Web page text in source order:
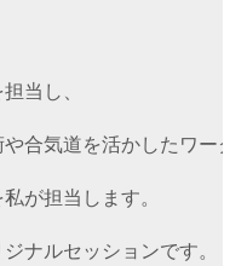
当し、
合気道を活かしたワーク
が担当します。
ナルセッションです。